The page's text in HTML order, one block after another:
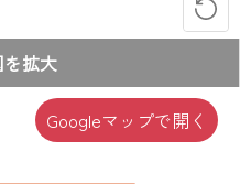
拡大
Googleマップで開く